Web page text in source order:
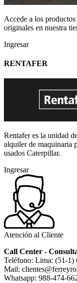
Accede a los
originales en nuestra
Ingresar
RENTAFER
Rentafer es la unidad
alquiler de maquinaria
usados Caterpillar.
Ingresar
Atención al Cliente
Call Center -
Teléfono: Lima: (51-1)
Mail:
Whatsapp: 988-474-